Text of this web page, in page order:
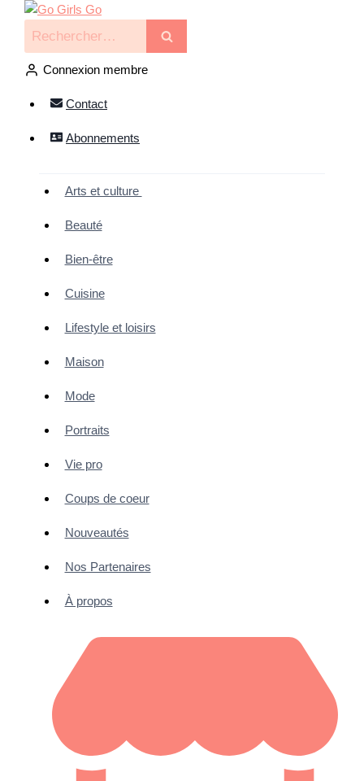
Connexion membre
Contact
Abonnements
Arts et culture
Beauté
Bien-être
Cuisine
Lifestyle et loisirs
Maison
Mode
Portraits
Vie pro
Coups de coeur
Nouveautés
Nos Partenaires
À propos